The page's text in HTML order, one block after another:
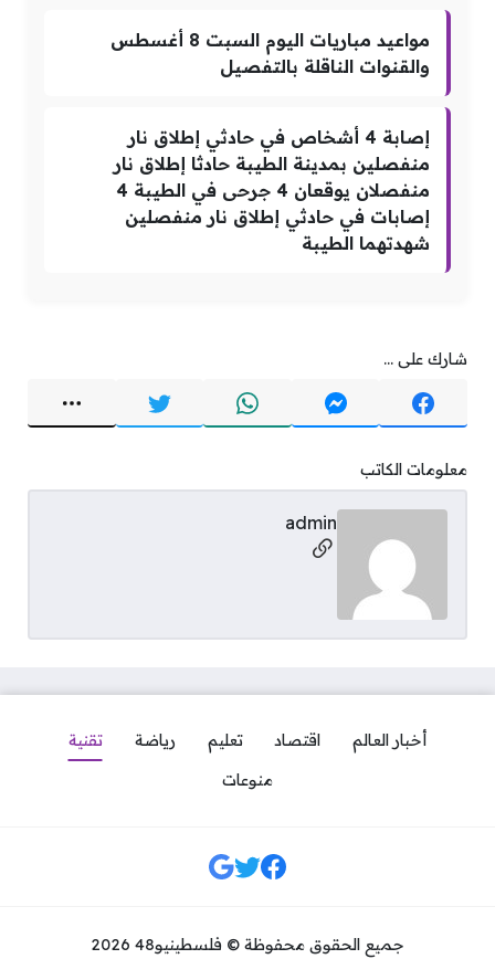
مواعيد مباريات اليوم السبت 8 أغسطس
والقنوات الناقلة بالتفصيل
إصابة 4 أشخاص في حادثي إطلاق نار
منفصلين بمدينة الطيبة حادثا إطلاق نار
منفصلان يوقعان 4 جرحى في الطيبة 4
إصابات في حادثي إطلاق نار منفصلين
شهدتهما الطيبة
شارك على ...
معلومات الكاتب
admin
مواقع التواصل
أخبار العالم اقتصاد تعليم رياضة
تقنية
منوعات
مواقع التواصل
جميع الحقوق محفوظة © فلسطينيو48 2026